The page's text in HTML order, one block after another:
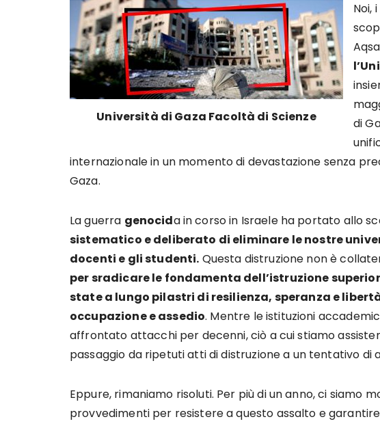
Università di Gaza Facoltà di Scienze
Noi,
di
internazionale in un momento di devastazione senza
Gaza.
La guerra genocida in corso in Israele ha portato allo
sistematico e deliberato di eliminare le nostre
docenti e gli studenti. Questa distruzione non è
per sradicare le fondamenta dell’istruzione
state a lungo pilastri di resilienza, speranza e
occupazione e assedio. Mentre le istituzioni
affrontato attacchi per decenni, ciò a cui stiamo
passaggio da ripetuti atti di distruzione a un tentativo di
Eppure, rimaniamo risoluti. Per più di un anno, ci siamo
provvedimenti per resistere a questo assalto e